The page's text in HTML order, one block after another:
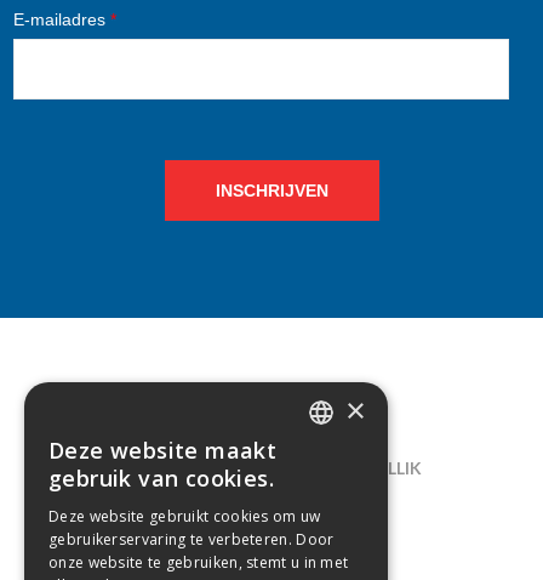
E-mailadres *
INSCHRIJVEN
CONTACT
LELIEGAARDE 22, B-1731 ZELLIK
02/238.10.11
INFO@CREAMODA.BE
×
Deze website maakt
gebruik van cookies.
Deze website gebruikt cookies om uw
gebruikerservaring te verbeteren. Door
onze website te gebruiken, stemt u in met